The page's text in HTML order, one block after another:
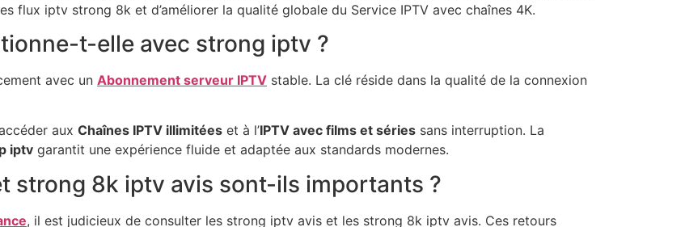
flux iptv strong 8k et d’améliorer la qualité globale du Service IPTV avec chaînes 4K.
t-elle avec strong iptv ?
avec un Abonnement serveur IPTV stable. La clé réside dans la qualité de la connexion
aux Chaînes IPTV illimitées et à l’IPTV avec films et séries sans interruption. La
iptv garantit une expérience fluide et adaptée aux standards modernes.
strong 8k iptv avis sont-ils importants ?
, il est judicieux de consulter les strong iptv avis et les strong 8k iptv avis. Ces retours